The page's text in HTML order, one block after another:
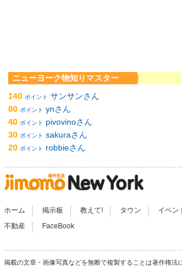
ニューヨーク物知りマスター
140 ポイント サンサンさん
80 ポイント ynさん
40 ポイント
pivovinoさん
30 ポイント sakuraさん
20 ポイント robbieさん
ホーム 掲示板 教えて! タウン イベン
不動産 FaceBook
掲載の文章・画像写真などを無断で複製することは著作権法